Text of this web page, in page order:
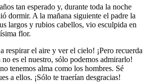
tan esperado y, durante toda la noche
dormir. A la mañana siguiente el padre la
largos y rubios cabellos, vio esculpida en
flor.
respirar el aire y ver el cielo! ¡Pero recuerda
es el nuestro, sólo podemos admirarlo!
tenemos alma como los hombres. Sé
a ellos. ¡Sólo te traerían desgracias!